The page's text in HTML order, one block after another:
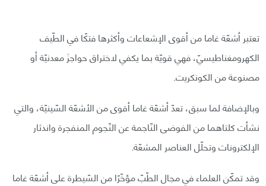
تعتبر أشعّة غاما من أقوى الإشعاعات وأكثرها فتكًا في الطّيف
الكهرومغناطيسيّ، فهي قويّة بما يكفي لاختراق حواجزَ معدنيّة أو
مصنوعة من الكونكريت.
وبالإضافة لما سبق، تعدّ أشعّة غاما أقوى من الأشعّة السّينيّة، والتي
نشأت كلتاهما من الفوضى النّاجمة عن النّجوم المنفجرة واندثار
الإلكترونات وتحلّل العناصر المشعّة.
وقد تمكّن العلماء في مجال الطّبّ مؤخّرًا من السّيطرة على أشعّة غاما